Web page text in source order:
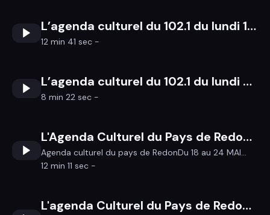
L’agenda culturel du 102.1 du lundi 11 au dimanche 17 mai 2026
12 min 41 sec -
L’agenda culturel du 102.1 du lundi 4 au dimanche 10 mai 2026
8 min 22 sec -
L'Agenda Culturel du Pays de Redon du 18 au 24 mai 2026
Agenda culturel du pays de RedonDu 18 au 24 MAI...
12 min 11 sec -
L'agenda Culturel du Pays de Redon du 11 au 17 mai 2026